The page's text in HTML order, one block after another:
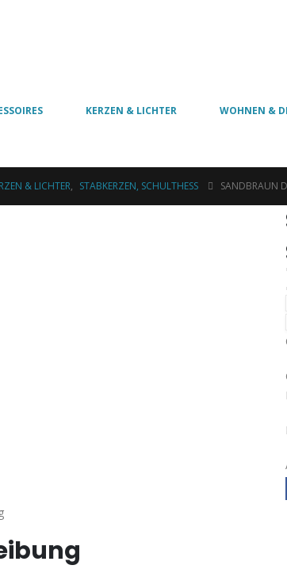
KERZEN & LICHTER WOHNEN &
& LICHTER, STABKERZEN, SCHULTHESS SANDBRAUN